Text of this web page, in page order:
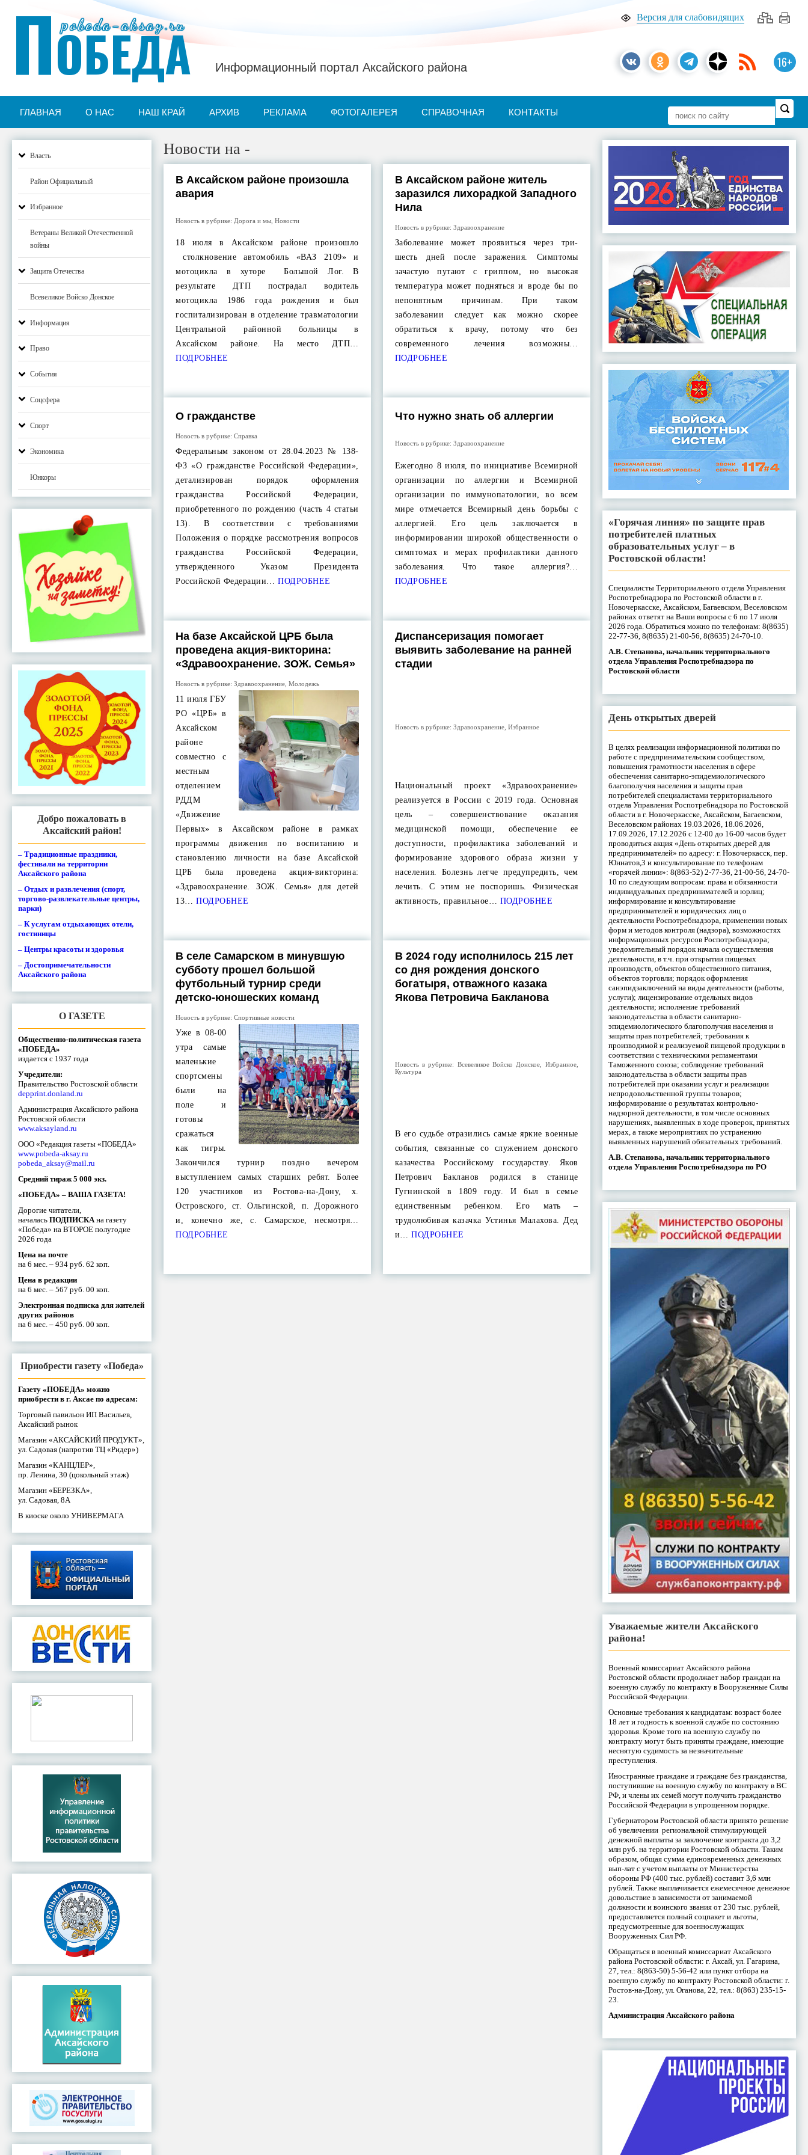
Версия для слабовидящих
16+
pobeda-aksay.ru
ПОБЕДА Информационный портал Аксайского района
ГЛАВНАЯ О НАС НАШ КРАЙ АРХИВ РЕКЛАМА ФОТОГАЛЕРЕЯ СПРАВОЧНАЯ КОНТАКТЫ
Власть
Район Официальный
Избранное
Ветераны Великой Отечественной
войны
Защита Отечества
Всевеликое Войско Донское
Информация
Право
События
Соцсфера
Спорт
Экономика
Юнкоры
Добро пожаловать в
Аксайский район!
– Традиционные праздники,
фестивали на территории
Аксайского района
– Отдых и развлечения (спорт,
торгово-развлекательные центры,
парки)
– К услугам отдыхающих отели,
гостиницы
– Центры красоты и здоровья
– Достопримечательности
Аксайского района
О ГАЗЕТЕ
Общественно-политическая газета
«ПОБЕДА»
издается с 1937 года
Учредители:
Правительство Ростовской области
depprint.donland.ru
Администрация Аксайского района
Ростовской области
www.aksayland.ru
ООО «Редакция газеты «ПОБЕДА»
www.pobeda-aksay.ru
pobeda_aksay@mail.ru
Средний тираж 5 000 экз.
«ПОБЕДА» – ВАША ГАЗЕТА!
Дорогие читатели,
началась ПОДПИСКА на газету
«Победа» на ВТОРОЕ полугодие
2026 года
Цена на почте
на 6 мес. – 934 руб. 62 коп.
Цена в редакции
на 6 мес. – 567 руб. 00 коп.
Электронная подписка для жителей
других районов
на 6 мес. – 450 руб. 00 коп.
Приобрести газету «Победа»
Газету «ПОБЕДА» можно
приобрести в г. Аксае по адресам:
Торговый павильон ИП Васильев,
Аксайский рынок
Магазин «АКСАЙСКИЙ ПРОДУКТ»,
ул. Садовая (напротив ТЦ «Ридер»)
Магазин «КАНЦЛЕР»,
пр. Ленина, 30 (цокольный этаж)
Магазин «БЕРЕЗКА»,
ул. Садовая, 8А
В киоске около УНИВЕРМАГА
Новости на -
В Аксайском районе произошла
авария
Новость в рубрике: Дорога и мы ,Новости
18 июля в Аксайском районе произошло
столкновение автомобиль «ВАЗ 2109» и
мотоцикла в хуторе Большой Лог. В
результате ДТП пострадал водитель
мотоцикла 1986 года рождения и был
госпитализирован в отделение травматологии
Центральной районной больницы в
Аксайском районе. На место ДТП…
ПОДРОБНЕЕ
В Аксайском районе житель
заразился лихорадкой Западного
Нила
Новость в рубрике: Здравоохранение
Заболевание может проявиться через три-
шесть дней после заражения. Симптомы
зачастую путают с гриппом, но высокая
температура может подняться и вроде бы по
непонятным причинам. При таком
заболевании следует как можно скорее
обратиться к врачу, потому что без
современного лечения возможны…
ПОДРОБНЕЕ
О гражданстве
Новость в рубрике:Справка
Федеральным законом от 28.04.2023 № 138-
ФЗ «О гражданстве Российской Федерации»,
детализирован порядок оформления
гражданства Российской Федерации,
приобретенного по рождению (часть 4 статьи
13). В соответствии с требованиями
Положения о порядке рассмотрения вопросов
гражданства Российской Федерации,
утвержденного Указом Президента
Российской Федерации… ПОДРОБНЕЕ
Что нужно знать об аллергии
Новость в рубрике: Здравоохранение
Ежегодно 8 июля, по инициативе Всемирной
организации по аллергии и Всемирной
организации по иммунопатологии, во всем
мире отмечается Всемирный день борьбы с
аллергией. Его цель заключается в
информировании широкой общественности о
симптомах и мерах профилактики данного
заболевания. Что такое аллергия?…
ПОДРОБНЕЕ
На базе Аксайской ЦРБ была
проведена акция-викторина:
«Здравоохранение. ЗОЖ. Семья»
Новость в рубрике:Здравоохранение ,Молодежь
11 июля ГБУ
РО «ЦРБ» в
Аксайском
районе
совместно с
местным
отделением
РДДМ
«Движение
Первых» в Аксайском районе в рамках
программы движения по воспитанию и
становлению личности на базе Аксайской
ЦРБ была проведена акция-викторина:
«Здравоохранение. ЗОЖ. Семья» для детей
13… ПОДРОБНЕЕ
Диспансеризация помогает
выявить заболевание на ранней
стадии
Новость в рубрике: Здравоохранение, Избранное
Национальный проект «Здравоохранение»
реализуется в России с 2019 года. Основная
цель – совершенствование оказания
медицинской помощи, обеспечение ее
доступности, профилактика заболеваний и
формирование здорового образа жизни у
населения. Болезнь легче предупредить, чем
лечить. С этим не поспоришь. Физическая
активность, правильное… ПОДРОБНЕЕ
В селе Самарском в минувшую
субботу прошел большой
футбольный турнир среди
детско-юношеских команд
Новость в рубрике:Спортивные новости
Уже в 08-00
утра самые
маленькие
спортсмены
были на
поле и
готовы
сражаться
как тигры.
Закончился турнир поздно вечером
выступлением самых старших ребят. Более
120 участников из Ростова-на-Дону, х.
Островского, ст. Ольгинской, п. Дорожного
и, конечно же, с. Самарское, несмотря…
ПОДРОБНЕЕ
В 2024 году исполнилось 215 лет
со дня рождения донского
богатыря, отважного казака
Якова Петровича Бакланова
Новость в рубрике: Всевеликое Войско Донское Избранное,
Культура
В его судьбе отразились самые яркие военные
события, связанные со служением донского
казачества Российскому государству. Яков
Петрович Бакланов родился в станице
Гугнинской в 1809 году. И был в семье
единственным ребенком. Его мать –
трудолюбивая казачка Устинья Малахова. Дед
и… ПОДРОБНЕЕ
«Горячая линия» по защите прав
потребителей платных
образовательных услуг – в
Ростовской области!
Специалисты Территориального отдела Управления
Роспотребнадзора по Ростовской области в г.
Новочеркасске, Аксайском, Багаевском, Веселовском
районах ответят на Ваши вопросы с 6 по 17 июля
2026 года. Обратиться можно по телефонам: 8(8635)
22-77-36, 8(8635) 21-00-56, 8(8635) 24-70-10.
А.В. Степанова, начальник территориального
отдела Управления Роспотребнадзора по
Ростовской области
День открытых дверей
В целях реализации информационной политики по
работе с предпринимательским сообществом,
повышения грамотности населения в сфере
обеспечения санитарно-эпидемиологического
благополучия населения и защиты прав
потребителей специалистами территориального
отдела Управления Роспотребнадзора по Ростовской
области в г. Новочеркасске, Аксайском, Багаевском,
Веселовском районах 19.03.2026, 18.06.2026,
17.09.2026, 17.12.2026 с 12-00 до 16-00 часов будет
проводиться акция «День открытых дверей для
предпринимателей» по адресу: г. Новочеркасск, пер.
Юннатов,3 и консультирование по телефонам
«горячей линии»: 8(863-52) 2-77-36, 21-00-56, 24-70-
10 по следующим вопросам: права и обязанности
индивидуальных предпринимателей и юрлиц;
информирование и консультирование
предпринимателей и юридических лиц о
деятельности Роспотребнадзора, применении новых
форм и методов контроля (надзора), возможностях
информационных ресурсов Роспотребнадзора;
уведомительный порядок начала осуществления
деятельности, в т.ч. при открытии пищевых
производств, объектов общественного питания,
объектов торговли; порядок оформления
санэпидзаключений на виды деятельности (работы,
услуги); лицензирование отдельных видов
деятельности; исполнение требований
законодательства в области санитарно-
эпидемиологического благополучия населения и
защиты прав потребителей; требования к
производимой и реализуемой пищевой продукции в
соответствии с техническими регламентами
Таможенного союза; соблюдение требований
законодательства в области защиты прав
потребителей при оказании услуг и реализации
непродовольственной группы товаров;
информирование о результатах контрольно-
надзорной деятельности, в том числе основных
нарушениях, выявленных в ходе проверок, принятых
мерах, а также мероприятиях по устранению
выявленных нарушений обязательных требований.
А.В. Степанова, начальник территориального
отдела Управления Роспотребнадзора по РО
Уважаемые жители Аксайского
района!
Военный комиссариат Аксайского района
Ростовской области продолжает набор граждан на
военную службу по контракту в Вооруженные Силы
Российской Федерации.
Основные требования к кандидатам: возраст более
18 лет и годность к военной службе по состоянию
здоровья. Кроме того на военную службу по
контракту могут быть приняты граждане, имеющие
неснятую судимость за незначительные
преступления.
Иностранные граждане и граждане без гражданства,
поступившие на военную службу по контракту в ВС
РФ, и члены их семей могут получить гражданство
Российской Федерации в упрощенном порядке.
Губернатором Ростовской области принято решение
об увеличении региональной стимулирующей
денежной выплаты за заключение контракта до 3,2
млн руб. на территории Ростовской области. Таким
образом, общая сумма единовременных денежных
вып-лат с учетом выплаты от Министерства
обороны РФ (400 тыс. рублей) составит 3,6 млн
рублей. Также выплачивается ежемесячное денежное
довольствие в зависимости от занимаемой
должности и воинского звания от 230 тыс. рублей,
предоставляется полный соцпакет и льготы,
предусмотренные для военнослужащих
Вооруженных Сил РФ.
Обращаться в военный комиссариат Аксайского
района Ростовской области: г. Аксай, ул. Гагарина,
27, тел.: 8(863-50) 5-56-42 или пункт отбора на
военную службу по контракту Ростовской области: г.
Ростов-на-Дону, ул. Оганова, 22, тел.: 8(863) 235-15-
23.
Администрация Аксайского района